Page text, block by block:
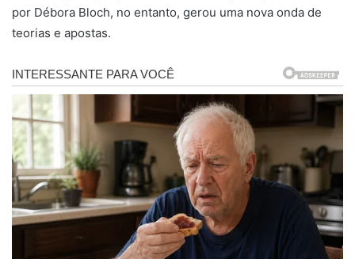
por Débora Bloch, no entanto, gerou uma nova onda de
teorias e apostas.